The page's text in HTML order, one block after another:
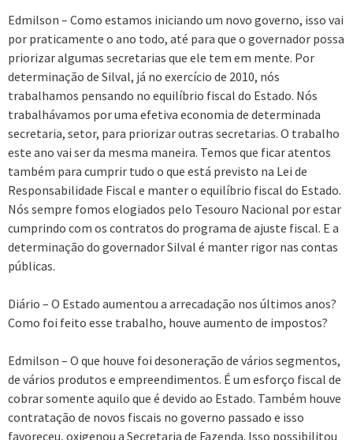
Edmilson – Como estamos iniciando um novo governo, isso vai
por praticamente o ano todo, até para que o governador possa
priorizar algumas secretarias que ele tem em mente. Por
determinação de Silval, já no exercício de 2010, nós
trabalhamos pensando no equilíbrio fiscal do Estado. Nós
trabalhávamos por uma efetiva economia de determinada
secretaria, setor, para priorizar outras secretarias. O trabalho
este ano vai ser da mesma maneira. Temos que ficar atentos
também para cumprir tudo o que está previsto na Lei de
Responsabilidade Fiscal e manter o equilíbrio fiscal do Estado.
Nós sempre fomos elogiados pelo Tesouro Nacional por estar
cumprindo com os contratos do programa de ajuste fiscal. E a
determinação do governador Silval é manter rigor nas contas
públicas.
Diário – O Estado aumentou a arrecadação nos últimos anos?
Como foi feito esse trabalho, houve aumento de impostos?
Edmilson – O que houve foi desoneração de vários segmentos,
de vários produtos e empreendimentos. É um esforço fiscal de
cobrar somente aquilo que é devido ao Estado. Também houve
contratação de novos fiscais no governo passado e isso
favoreceu, oxigenou a Secretaria de Fazenda. Isso possibilitou